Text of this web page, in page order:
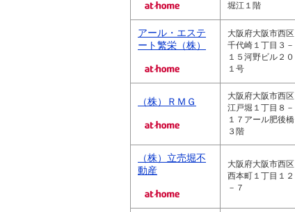
堀江１階
アール・エステ
ート繁栄（株）
大阪府大阪市西区
千代崎１丁目３－
１５河野ビル２０
１号
（株）ＲＭＧ
大阪府大阪市西区
江戸堀１丁目８－
１７アール肥後橋
３階
（株）立売堀不
動産
大阪府大阪市西区
西本町１丁目１２
－７